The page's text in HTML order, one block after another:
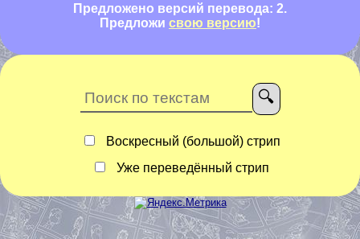
Предложено версий перевода: 2.
Предложи свою версию!
Воскресный (большой) стрип
Уже переведённый стрип